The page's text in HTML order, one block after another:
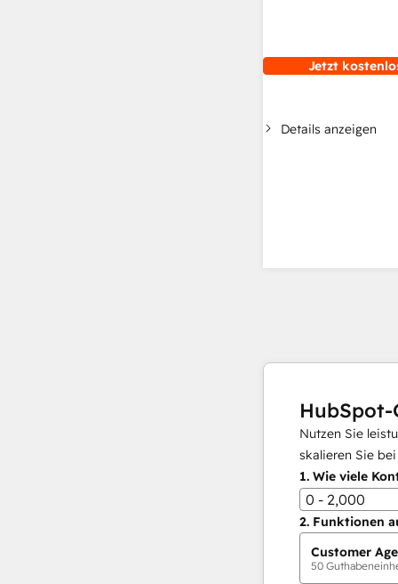
Jetzt
Details anzeigen
HubSpot-
Nutzen Sie
skalieren Sie
1. Wie viele
0 - 2,000
2. Funktionen
Customer
50